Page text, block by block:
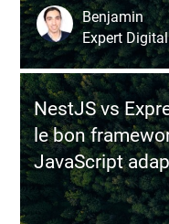
Benjamin
Expert Digital
NestJS vs
le bon
JavaScript